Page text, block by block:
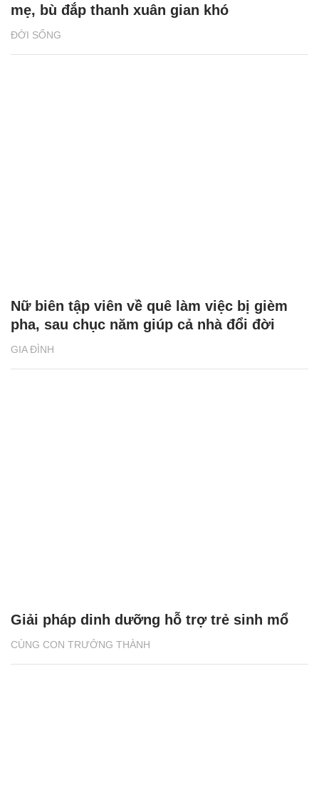
ĐỜI SỐNG
mẹ, bù đắp thanh xuân gian khó
GIA ĐÌNH
Nữ biên tập viên về quê làm việc bị gièm
pha, sau chục năm giúp cả nhà đổi đời
CÙNG CON TRƯỞNG THÀNH
Giải pháp dinh dưỡng hỗ trợ trẻ sinh mổ